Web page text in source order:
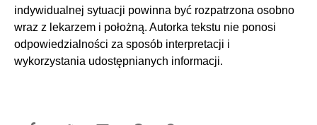
indywidualnej sytuacji powinna być rozpatrzona osobno
wraz z lekarzem i położną. Autorka tekstu nie ponosi
odpowiedzialności za sposób interpretacji i
wykorzystania udostępnianych informacji.